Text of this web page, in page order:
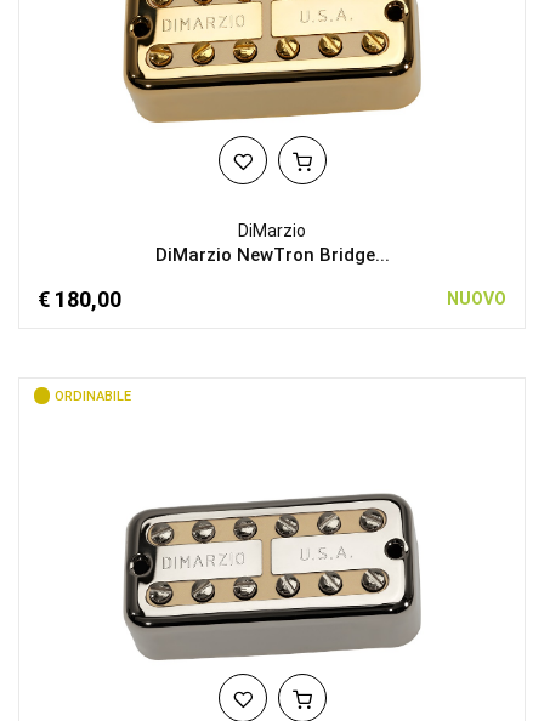
DiMarzio
DiMarzio NewTron Bridge...
€ 180,00 NUOVO
ORDINABILE